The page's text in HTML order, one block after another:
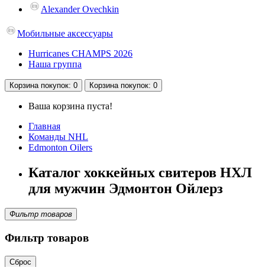
Alexander Ovechkin
Мобильные аксессуары
Hurricanes CHAMPS 2026
Наша группа
Корзина покупок: 0 Корзина покупок: 0
Ваша корзина пуста!
Главная
Команды NHL
Edmonton Oilers
Каталог хоккейных свитеров НХЛ
для мужчин Эдмонтон Ойлерз
Фильтр товаров
Фильтр товаров
Сброс